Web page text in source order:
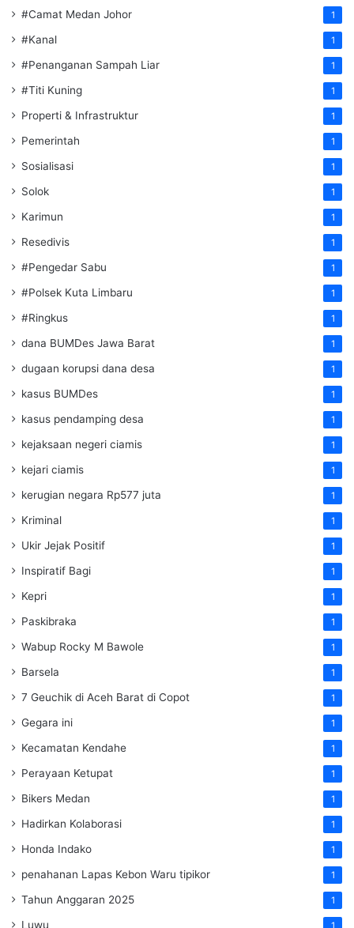
#Camat Medan Johor 1
#Kanal 1
#Penanganan Sampah Liar 1
#Titi Kuning 1
Properti & Infrastruktur 1
Pemerintah 1
Sosialisasi 1
Solok 1
Karimun 1
Resedivis 1
#Pengedar Sabu 1
#Polsek Kuta Limbaru 1
#Ringkus 1
dana BUMDes Jawa Barat 1
dugaan korupsi dana desa 1
kasus BUMDes 1
kasus pendamping desa 1
kejaksaan negeri ciamis 1
kejari ciamis 1
kerugian negara Rp577 juta 1
Kriminal 1
Ukir Jejak Positif 1
Inspiratif Bagi 1
Kepri 1
Paskibraka 1
Wabup Rocky M Bawole 1
Barsela 1
7 Geuchik di Aceh Barat di Copot 1
Gegara ini 1
Kecamatan Kendahe 1
Perayaan Ketupat 1
Bikers Medan 1
Hadirkan Kolaborasi 1
Honda Indako 1
penahanan Lapas Kebon Waru tipikor 1
Tahun Anggaran 2025 1
Luwu 1